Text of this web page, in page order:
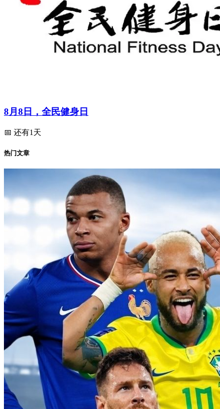
8月8日，全民健身日
📅 还有1天
热门文章